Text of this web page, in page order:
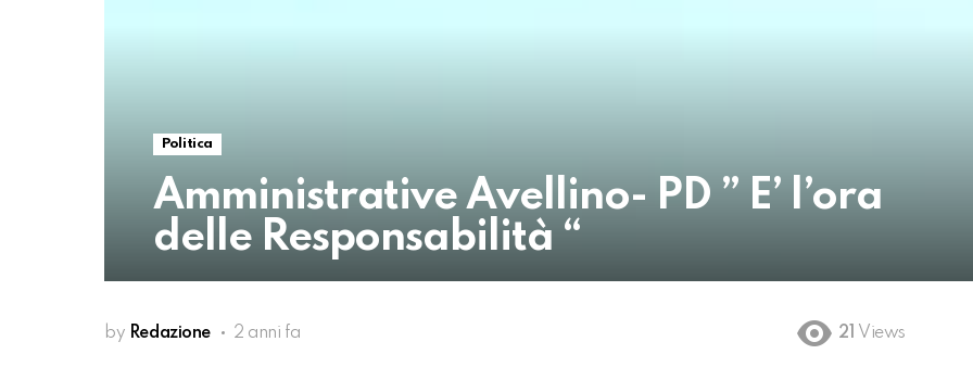
Politica
Amministrative Avellino- PD ” E’ l’ora
delle Responsabilità “
by Redazione 2 anni fa 21 Views